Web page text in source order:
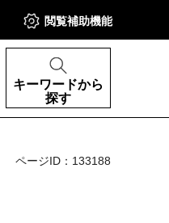
閲覧補助機能
キーワードから
探す
ページID：133188